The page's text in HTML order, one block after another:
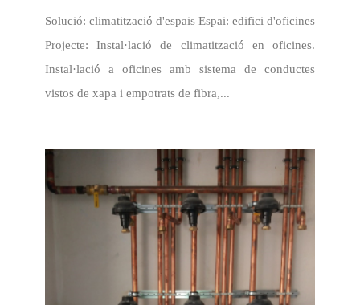
Solució: climatització d'espais Espai: edifici d'oficines
Projecte: Instal·lació de climatització en oficines.
Instal·lació a oficines amb sistema de conductes
vistos de xapa i empotrats de fibra,...